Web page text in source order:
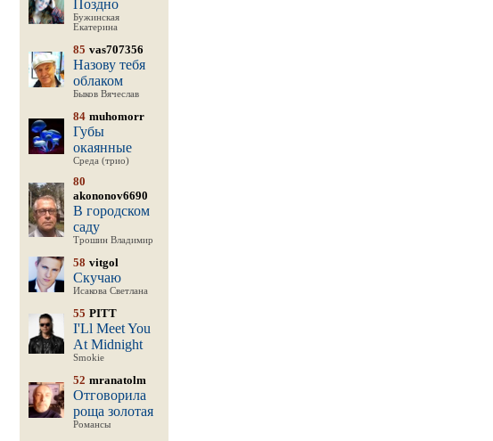
Поздно
Бужинская
Екатерина
85 vas707356
Назову тебя
облаком
Быков Вячеслав
84 muhomorr
Губы
окаянные
Среда (трио)
80
akononov6690
В городском
саду
Трошин Владимир
58 vitgol
Скучаю
Исакова Светлана
55 PITT
I'Ll Meet You
At Midnight
Smokie
52 mranatolm
Отговорила
роща золотая
Романсы